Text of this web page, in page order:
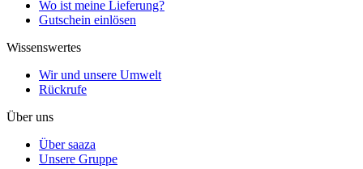
Wo ist meine Lieferung?
Gutschein einlösen
Wissenswertes
Wir und unsere Umwelt
Rückrufe
Über uns
Über saaza
Unsere Gruppe